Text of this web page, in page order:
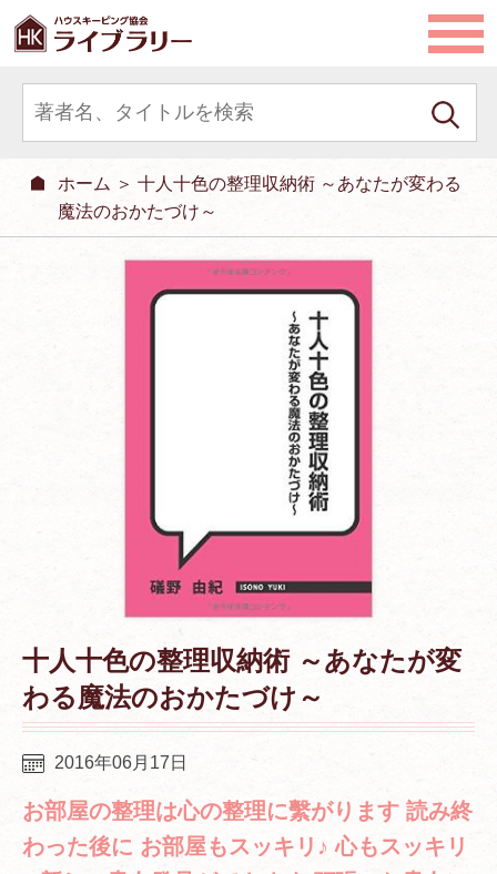
ホーム ＞ 十人十色の整理収納術 ～あなたが変わる
魔法のおかたづけ～
十人十色の整理収納術 ～あなたが変
わる魔法のおかたづけ～
2016年06月17日
お部屋の整理は心の整理に繫がります 読み終
わった後に お部屋もスッキリ♪ 心もスッキリ